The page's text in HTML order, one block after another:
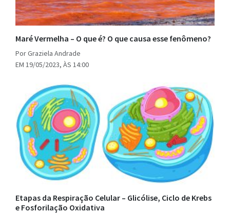
Maré Vermelha – O que é? O que causa esse fenômeno?
Por Graziela Andrade
EM 19/05/2023, ÀS 14:00
Etapas da Respiração Celular – Glicólise, Ciclo de Krebs
e Fosforilação Oxidativa